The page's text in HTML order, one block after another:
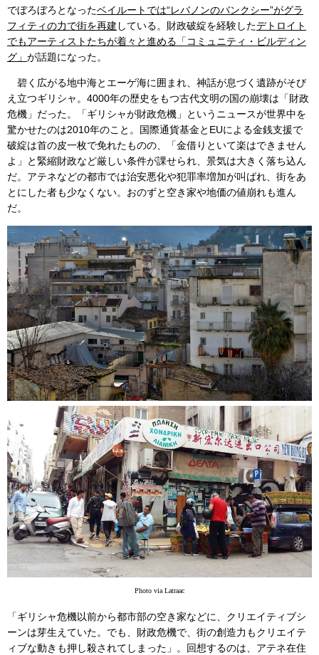
でぼろぼろとなったベイルートでは“レバノンのバンクシー”がグラ
フィティの力で街を再建 している。財政破綻を経験したデトロイト
でもアーティストたちが着々と進める「コミュニティ・ビルディン
グ」 が話題になった。
碧く広がる地中海とエーゲ海に囲まれ、神話が息づく遺跡がそび
え立つギリシャ。4000年の歴史をもつ古代文明の国の崩壊は「財政
危機」だった。「ギリシャが財政危機」というニュースが世界中を
驚かせたのは2010年のこと。国際通貨基金とEUによる金銭支援で
破綻は首の皮一枚で免れたものの、「金借りといて楽はできません
よ」と緊縮財政など厳しい条件が課せられ、景気は大きく落ち込ん
だ。アテネなどの都市では治安悪化や犯罪率増加が叫ばれ、街をあ
とにした者も少なくない。おのずと空き家や地価の値崩れも進ん
だ。
Photo via Latraac
「ギリシャ危機以前から都市部の空き家などに、クリエイティブシ
ーンは芽生えていた。でも、財政危機で、街の創造力もクリエイテ
ィブな動きも押し殺されてしまった」。回想するのは、アテネ在住